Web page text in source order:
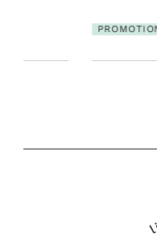
リーとの重